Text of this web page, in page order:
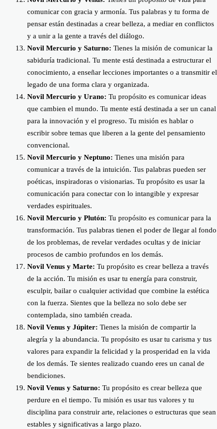
comunicar con gracia y armonía. Tus palabras y tu forma de
pensar están destinadas a crear belleza, a mediar en conflictos
y a unir a la gente a través del diálogo.
Novil Mercurio y Saturno: Tienes la misión de comunicar la
sabiduría tradicional. Tu mente está destinada a estructurar el
conocimiento, a enseñar lecciones importantes o a transmitir el
legado de una forma clara y organizada.
Novil Mercurio y Urano: Tu propósito es comunicar ideas
que cambien el mundo. Tu mente está destinada a ser un canal
para la innovación y el progreso. Tu misión es hablar o
escribir sobre temas que liberen a la gente del pensamiento
convencional.
Novil Mercurio y Neptuno: Tienes una misión para
comunicar a través de la intuición. Tus palabras pueden ser
poéticas, inspiradoras o visionarias. Tu propósito es usar la
comunicación para conectar con lo intangible y expresar
verdades espirituales.
Novil Mercurio y Plutón: Tu propósito es comunicar para la
transformación. Tus palabras tienen el poder de llegar al fondo
de los problemas, de revelar verdades ocultas y de iniciar
procesos de cambio profundos en los demás.
Novil Venus y Marte: Tu propósito es crear belleza a través
de la acción. Tu misión es usar tu energía para construir,
esculpir, bailar o cualquier actividad que combine la estética
con la fuerza. Sientes que la belleza no solo debe ser
contemplada, sino también creada.
Novil Venus y Júpiter: Tienes la misión de compartir la
alegría y la abundancia. Tu propósito es usar tu carisma y tus
valores para expandir la felicidad y la prosperidad en la vida
de los demás. Te sientes realizado cuando eres un canal de
bendiciones.
Novil Venus y Saturno: Tu propósito es crear belleza que
perdure en el tiempo. Tu misión es usar tus valores y tu
disciplina para construir arte, relaciones o estructuras que sean
estables y significativas a largo plazo.